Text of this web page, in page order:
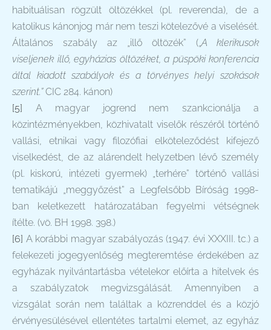
habituálisan rögzült öltözékkel (pl. reverenda), de a
katolikus kánonjog már nem teszi kötelezővé a viselését.
Általános szabály az „illő öltözék” („ A klerikusok
viseljenek illő, egyházias öltözéket, a püspöki konferencia
által kiadott szabályok és a törvényes helyi szokások
szerint.”CIC 284. kánon)
[5] A magyar jogrend nem szankcionálja a
közintézményekben, közhivatalt viselők részéről történő
vallási, etnikai vagy filozófiai elköteleződést kifejező
viselkedést, de az alárendelt helyzetben lévő személy
(pl. kiskorú, intézeti gyermek) „terhére” történő vallási
tematikájú „meggyőzést” a Legfelsőbb Bíróság 1998-
ban keletkezett határozatában fegyelmi vétségnek
ítélte. (vö. BH 1998. 398.)
[6] A korábbi magyar szabályozás (1947. évi XXXIII. tc.) a
felekezeti jogegyenlőség megteremtése érdekében az
egyházak nyilvántartásba vételekor előírta a hitelvek és
a szabályzatok megvizsgálását. Amennyiben a
vizsgálat során nem találtak a közrenddel és a közjó
érvényesülésével ellentétes tartalmi elemet, az egyház